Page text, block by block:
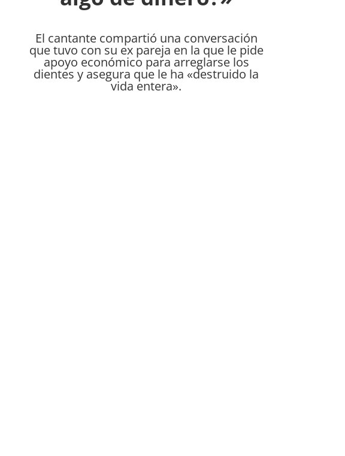
El cantante compartió una conversación
que tuvo con su ex pareja en la que le pide
apoyo económico para arreglarse los
dientes y asegura que le ha «destruido la
vida entera».